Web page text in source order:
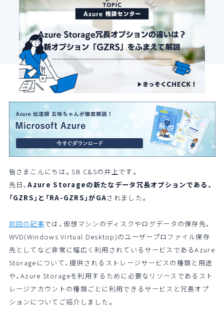
イベント・セミナー
よくある質問
SB C&Sの強み
皆さまこんにちは。SB C&Sの井上です。
先日、Azure Storageの新たなデータ冗長オプションである、
「GZRS」と「RA-GZRS」がGAされました。
前回の記事では、仮想マシンのディスクやログデータの保存先、
WVD(Windows Virtual Desktop)のユーザープロファイル保存
先としてなど非常に幅広く利用されているサービスであるAzure
Storageについて、提供されるストレージサービスの種類と用途
や、Azure Storageを利用するために必要なリソースであるスト
レージアカウントの種類ごとに利用できるサービスと冗長オプ
ションについてご紹介しました。